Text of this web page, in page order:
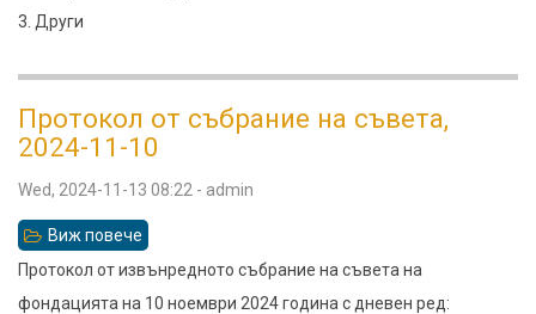
3. Други
Протокол от събрание на съвета,
2024-11-10
Wed, 2024-11-13 08:22 - admin
Виж повече
Протокол
от
Протокол от извънредното събрание на съвета на
фондацията на 10 ноември 2024 година с дневен ред: